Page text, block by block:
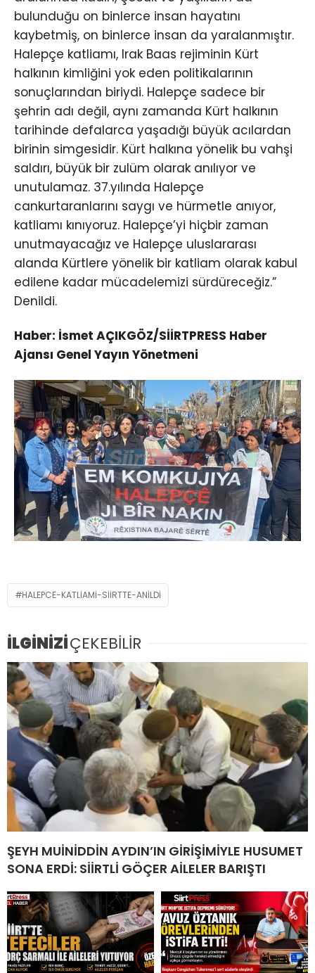
bulunduğu on binlerce insan hayatını
kaybetmiş, on binlerce insan da yaralanmıştır.
Halepçe katliamı, Irak Baas rejiminin Kürt
halkının kimliğini yok eden politikalarının
sonuçlarından biriydi. Halepçe sadece bir
şehrin adı değil, aynı zamanda Kürt halkının
tarihinde defalarca yaşadığı büyük acılardan
birinin simgesidir. Kürt halkına yönelik bu vahşi
saldırı, büyük bir zulüm olarak anılıyor ve
unutulamaz. 37.yılında Halepçe
cankurtaranlarını saygı ve hürmetle anıyor,
katliamı kınıyoruz. Halepçe’yi hiçbir zaman
unutmayacağız ve Halepçe uluslararası
alanda Kürtlere yönelik bir katliam olarak kabul
edilene kadar mücadelemizi sürdüreceğiz.”
Denildi.
Haber: İsmet AÇIKGÖZ/SİİRTPRESS Haber
Ajansı Genel Yayın Yönetmeni
HALEPCE-KATLIAMI-SIIRTTE-ANILDI
İLGİNİZİÇEKEBİLİR
ŞEYH MUİNİDDİN AYDIN’IN GİRİŞİMİYLE HUSUMET
SONA ERDİ: SİİRTLİ GÖÇER AİLELER BARIŞTI